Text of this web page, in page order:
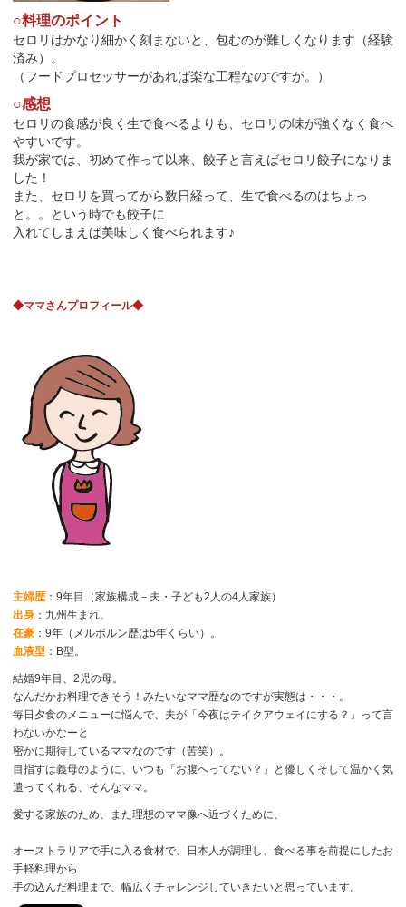
○料理のポイント
セロリはかなり細かく刻まないと、包むのが難しくなります（経験
済み）。
（フードプロセッサーがあれば楽な工程なのですが。）
○感想
セロリの食感が良く生で食べるよりも、セロリの味が強くなく食べ
やすいです。
我が家では、初めて作って以来、餃子と言えばセロリ餃子になりま
した！
また、セロリを買ってから数日経って、生で食べるのはちょっ
と。。という時でも餃子に
入れてしまえば美味しく食べられます♪
◆ママさんプロフィール◆
主婦歴 ：9年目（家族構成－夫・子ども2人の4人家族）
出身 ：九州生まれ。
在豪 ：9年（メルボルン歴は5年くらい）。
血液型 ：B型。
結婚9年目、2児の母。
なんだかお料理できそう！みたいなママ歴なのですが実態は・・・。
毎日夕食のメニューに悩んで、夫が「今夜はテイクアウェイにする？」って言
わないかなーと
密かに期待しているママなのです（苦笑）。
目指すは義母のように、いつも「お腹へってない？」と優しくそして温かく気
遣ってくれる、そんなママ。
愛する家族のため、また理想のママ像へ近づくために、
オーストラリアで手に入る食材で、日本人が調理し、食べる事を前提にしたお
手軽料理から
手の込んだ料理まで、幅広くチャレンジしていきたいと思っています。